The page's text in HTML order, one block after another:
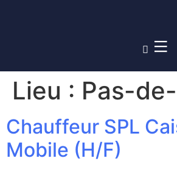
Lieu : Pas-
Chauffeur SPL
Mobile (H/F)